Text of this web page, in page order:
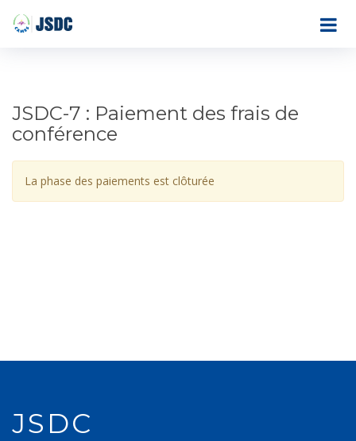
JSDC-7 : Paiement des frais de
conférence
La phase des paiements est clôturée
JSDC